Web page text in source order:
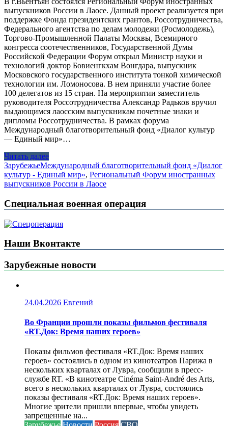
выпускников России в Лаосе. Данный проект реализуется при
поддержке Фонда президентских грантов, Россотрудничества,
Федерального агентства по делам молодежи (Росмолодежь),
Торгово-Промышленной Палаты Москвы, Всемирного
конгресса соотечественников, Государственной Думы
Российской Федерации Форум открыл Министр науки и
технологий доктор Бовиенгкхам Вонгдара, выпускник
Московского государственного института тонкой химической
технологии им. Ломоносова. В нем приняли участие более
100 делегатов из 15 стран. На мероприятии заместитель
руководителя Россотрудничества Александр Радьков вручил
выдающимся лаосским выпускникам почетные знаки и
дипломы Россотрудничества. В рамках форума
Международный благотворительный фонд «Диалог культур
— Единый мир»…
Читать далее
ЗарубежьеМеждународный благотворительный фонд «Диалог
культур - Единый мир», Региональный Форум иностранных
выпускников России в Лаосе
Специальная военная операция
Наши Вконтакте
Зарубежные новости
24.04.2026 Евгений
Во Франции прошли показы фильмов фестиваля
«RT.Док: Время наших героев»
Показы фильмов фестиваля «RT.Док: Время наших
героев» состоялись в одном из кинотеатров Парижа в
нескольких кварталах от Лувра, сообщили в пресс-
службе RT. «В кинотеатре Cinéma Saint-André des Arts,
всего в нескольких кварталах от Лувра, состоялись
показы фестиваля «RT.Док: Время наших героев».
Многие зрители пришли впервые, чтобы увидеть
запрещенные на...